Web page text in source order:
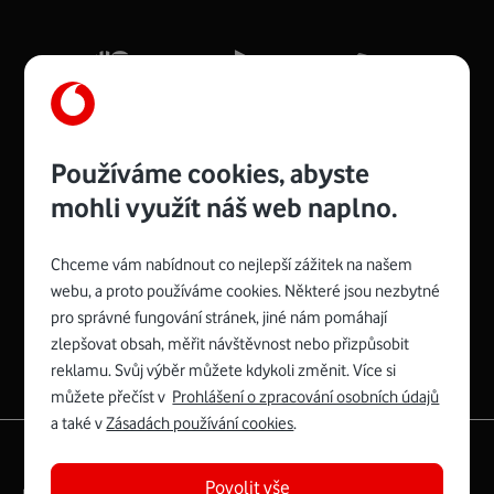
Více o COMPAL CH7465VF
Zyxel VMG8623-T50B:
Rozměry modemu jsou 16 x 22 x 7,5 cm (včetně stojánku)
a nabízí 4 gigabitové LAN porty a bezdrátové připojení Wi-
Fi ve verzích 802.11 b/g/n/ac pro frekvenci 2,4 GHz a
Mb/s.
Spojte se s Vodafonem
Používáme cookies, abyste
mohli využít náš web naplno.
Chceme vám nabídnout co nejlepší zážitek na našem
webu, a proto používáme cookies. Některé jsou nezbytné
pro správné fungování stránek, jiné nám pomáhají
zlepšovat obsah, měřit návštěvnost nebo přizpůsobit
reklamu. Svůj výběr můžete kdykoli změnit. Více si
můžete přečíst v Prohlášení o zpracování osobních údajů
a také vZásadách používání cookies.
Povolit vše